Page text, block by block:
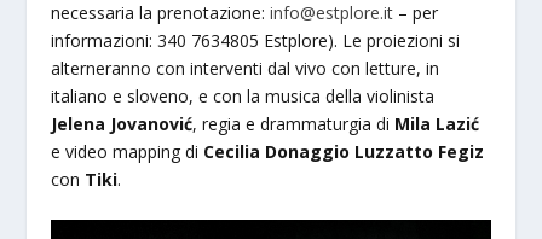
necessaria la prenotazione:info@estplore.it – per
informazioni: 340 7634805 Estplore). Le proiezioni si
alterneranno con interventi dal vivo con letture, in
italiano e sloveno, e con la musica della violinista
Jelena Jovanović, regia e drammaturgia di Mila Lazić
e video mapping di Cecilia Donaggio Luzzatto Fegiz
con Tiki.